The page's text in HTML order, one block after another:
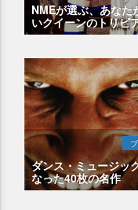
NMEが選ぶ、あなた
いクイーンのトリビ
ダンス・ミュージッ
なった40枚の名作